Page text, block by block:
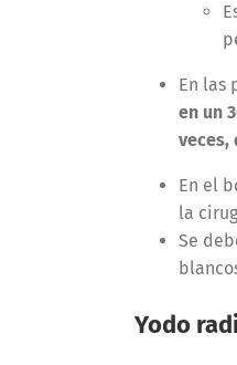
En las
en un
veces,
En el
la
Se
Yodo